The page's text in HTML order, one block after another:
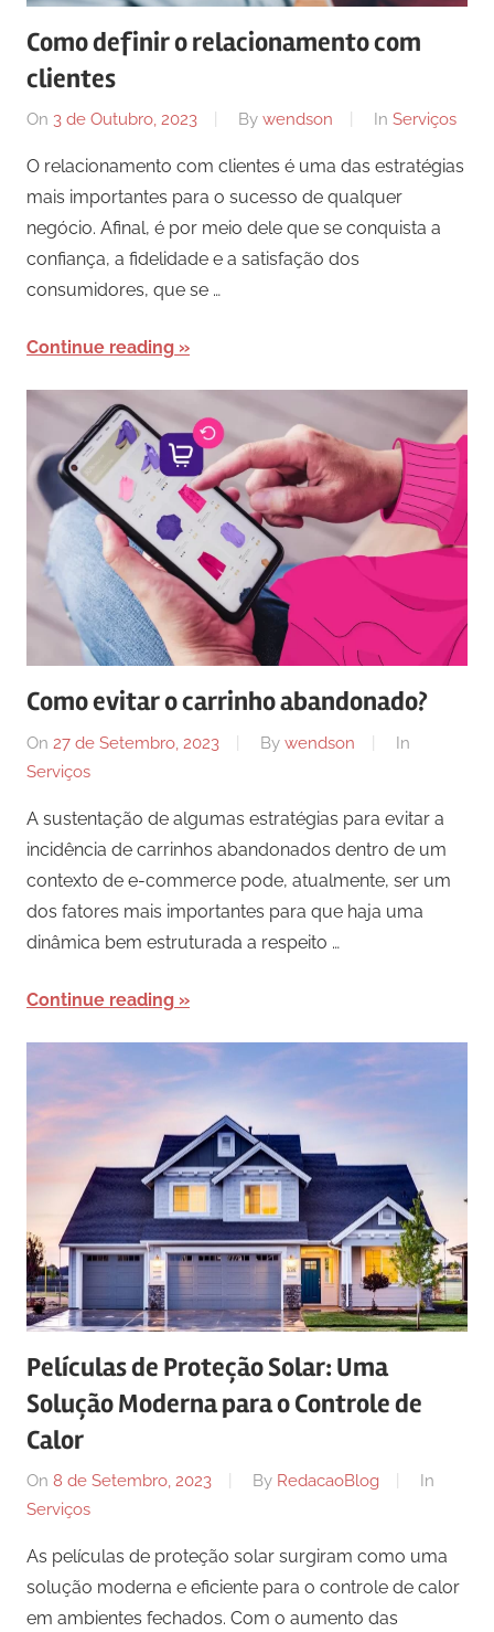
Como definir o relacionamento com
clientes
On 3 de Outubro, 2023 By wendson In Serviços
O relacionamento com clientes é uma das estratégias
mais importantes para o sucesso de qualquer
negócio. Afinal, é por meio dele que se conquista a
confiança, a fidelidade e a satisfação dos
consumidores, que se …
Continue reading
Como evitar o carrinho abandonado?
On 27 de Setembro, 2023 By wendson
In
Serviços
A sustentação de algumas estratégias para evitar a
incidência de carrinhos abandonados dentro de um
contexto de e-commerce pode, atualmente, ser um
dos fatores mais importantes para que haja uma
dinâmica bem estruturada a respeito …
Continue reading
Películas de Proteção Solar: Uma
Solução Moderna para o Controle de
Calor
On 8 de Setembro, 2023 By RedacaoBlog
In
Serviços
As películas de proteção solar surgiram como uma
solução moderna e eficiente para o controle de calor
em ambientes fechados. Com o aumento das